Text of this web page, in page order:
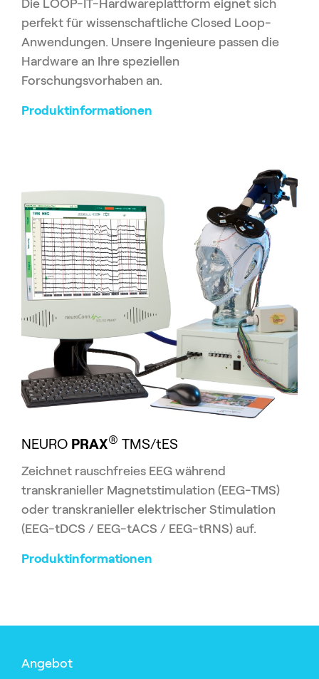
Die LOOP-IT-Hardwareplattform eignet sich
perfekt für wissenschaftliche Closed Loop-
Anwendungen. Unsere Ingenieure passen die
Hardware an Ihre speziellen
Forschungsvorhaben an.
Produktinformationen
NEURO PRAX® TMS/tES
Zeichnet rauschfreies EEG während
transkranieller Magnetstimulation (EEG-TMS)
oder transkranieller elektrischer Stimulation
(EEG-tDCS / EEG-tACS / EEG-tRNS) auf.
Produktinformationen
Angebot